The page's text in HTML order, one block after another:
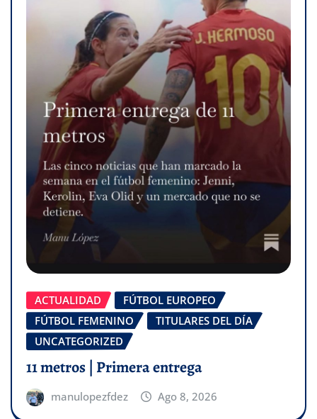
ACTUALIDAD
FÚTBOL EUROPEO
FÚTBOL FEMENINO
TITULARES DEL DÍA
UNCATEGORIZED
11 metros | Primera entrega
manulopezfdez Ago 8, 2026